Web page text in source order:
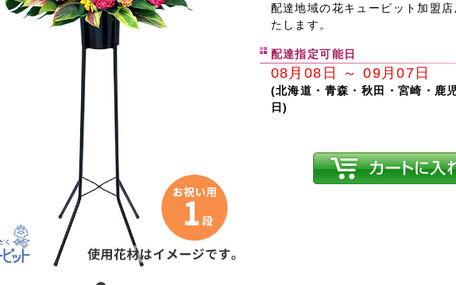
配達地域の花キューピット加盟
たします。
配達指定可能日
08月08日 ～ 09月07日
(北海道・青森・秋田・宮崎・鹿
日)